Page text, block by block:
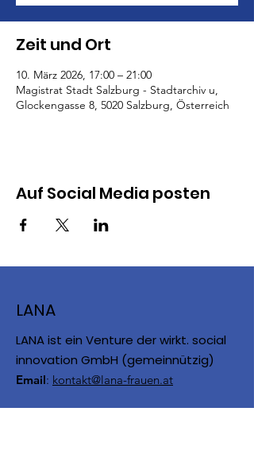
Zeit und Ort
10. März 2026, 17:00 – 21:00
Magistrat Stadt Salzburg - Stadtarchiv u,
Glockengasse 8, 5020 Salzburg, Österreich
Auf Social Media posten
LANA
LANA ist ein Venture der wirkt. social
innovation GmbH (gemeinnützig)
Email: kontakt@lana-frauen.at